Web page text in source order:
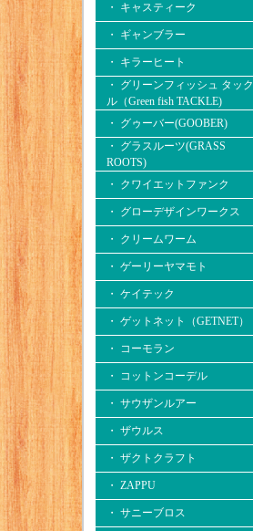
・ キャスティーク
・ ギャンブラー
・ キラーヒート
・ グリーンフィッシュ タック
ル（Green fish TACKLE)
・ グゥーバー(GOOBER)
・ グラスルーツ(GRASS
ROOTS)
・ クワイエットファンク
・ グローデザインワークス
・ クリームワーム
・ ゲーリーヤマモト
・ ケイテック
・ ゲットネット（GETNET）
・ コーモラン
・ コットンコーデル
・ サウザンルアー
・ ザウルス
・ ザクトクラフト
・ ZAPPU
・ サニーブロス